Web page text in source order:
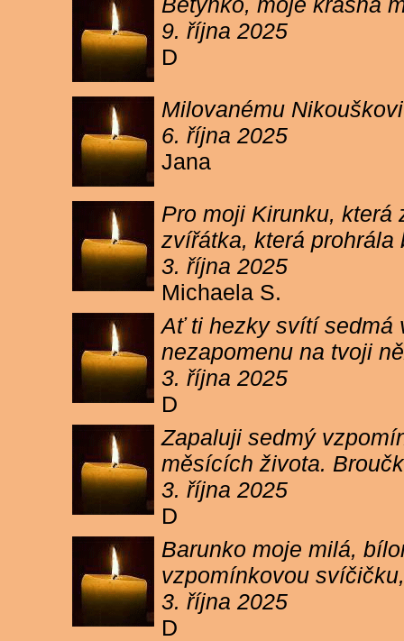
9. října 2025
D
Milovanému
6. října 2025
Jana
Pro moji Kirunku, která
zvířátka, která prohrála
3. října 2025
Michaela S.
Ať ti hezky svítí sedmá
nezapomenu na tvoji
3. října 2025
D
Zapaluji sedmý
měsících života.
3. října 2025
D
Barunko moje milá,
vzpomínkovou
3. října 2025
D